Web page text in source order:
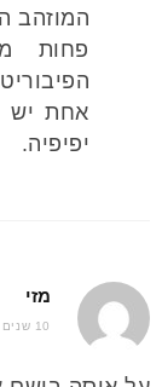
המוזהב
פחות
אחת יש
יפיפיה.
מזי
10 שנים AGO